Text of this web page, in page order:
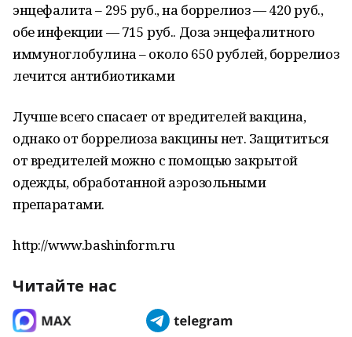
энцефалита – 295 руб., на боррелиоз — 420 руб.,
обе инфекции — 715 руб.. Доза энцефалитного
иммуноглобулина – около 650 рублей, боррелиоз
лечится антибиотиками
Лучше всего спасает от вредителей вакцина,
однако от боррелиоза вакцины нет. Защититься
от вредителей можно с помощью закрытой
одежды, обработанной аэрозольными
препаратами.
http://www.bashinform.ru
Читайте нас